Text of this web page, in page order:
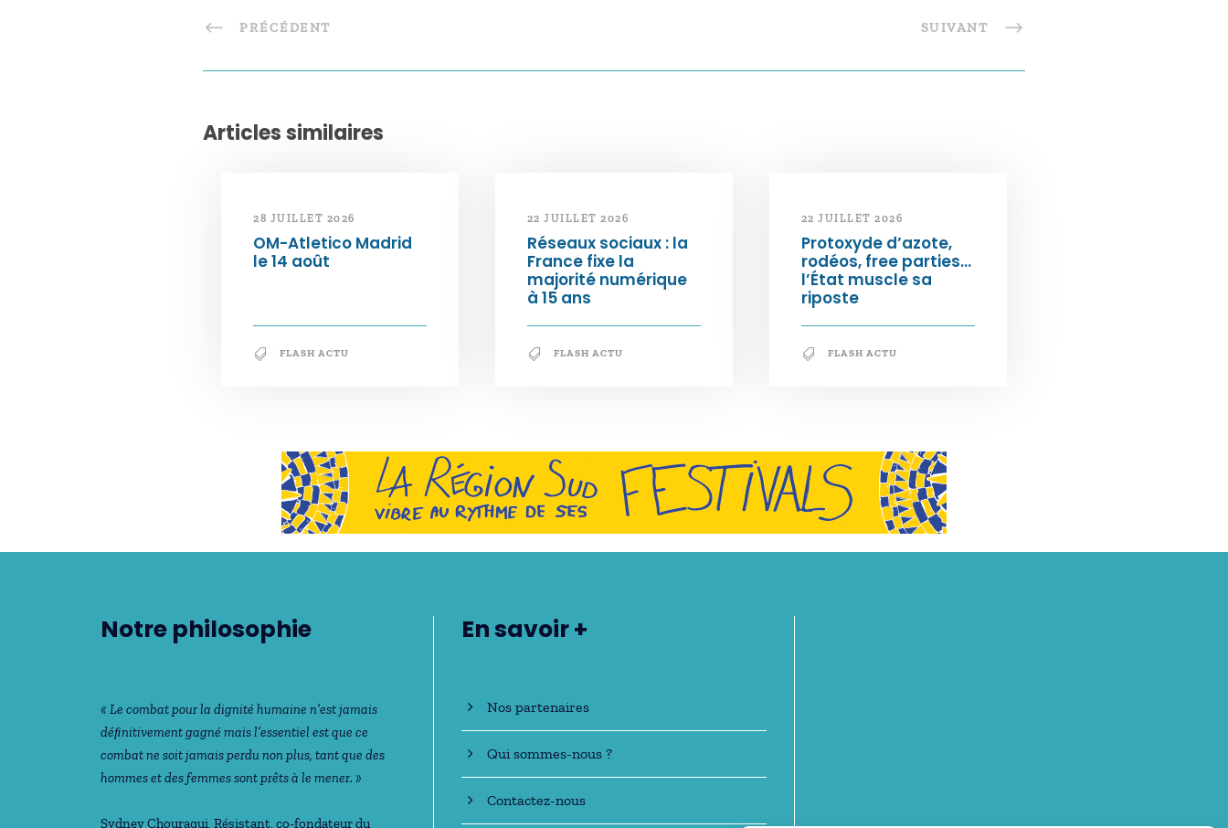
PRÉCÉDENT SUIVANT
Articles similaires
28 JUILLET 2026
OM-Atletico Madrid
le 14 août
FLASH ACTU
22 JUILLET 2026
Réseaux sociaux : la
France fixe la
majorité numérique
à 15 ans
FLASH ACTU
22 JUILLET 2026
Protoxyde d’azote,
rodéos, free parties…
l’État muscle sa
riposte
FLASH ACTU
Notre philosophie
« Le combat pour la dignité humaine n’est jamais
déﬁnitivement gagné mais l’essentiel est que ce
combat ne soit jamais perdu non plus, tant que des
hommes et des femmes sont prêts à le mener. »
Sydney Chouraqui, Résistant, co-fondateur du
En savoir +
Nos partenaires
Qui sommes-nous ?
Contactez-nous